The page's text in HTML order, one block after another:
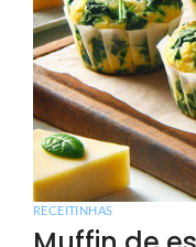
RECEITINHAS